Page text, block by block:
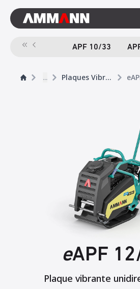
APF 10/33
... Plaques Vibrantes
eAPF
Plaque vibrante